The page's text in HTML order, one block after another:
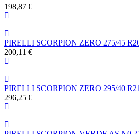
198,87 €
PIRELLI SCORPION ZERO 275/45
200,11 €
PIRELLI SCORPION ZERO 295/40
296,25 €